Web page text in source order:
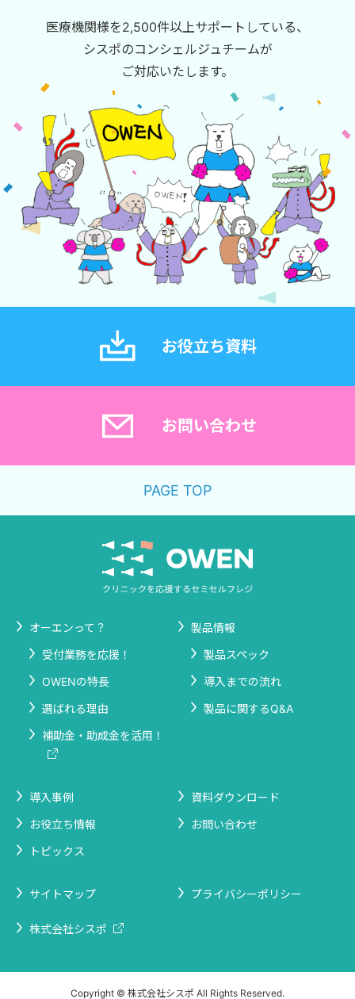
医療機関様を2,500件以上サポートしている、
シスポのコンシェルジュチームが
ご対応いたします。
お役立ち資料
お問い合わせ
PAGE TOP
オーエンって？
受付業務を応援！
OWENの特長
選ばれる理由
補助金・助成金を活用！
製品情報
製品スペック
導入までの流れ
製品に関するQ&A
導入事例
お役立ち情報
トピックス
資料ダウンロード
お問い合わせ
サイトマップ プライバシーポリシー
株式会社シスポ
Copyright © 株式会社シスポ All Rights Reserved.